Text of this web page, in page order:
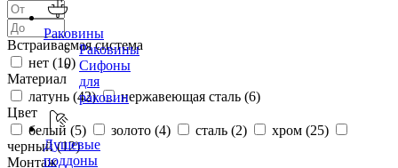
Раковины
Раковины
Сифоны
для
раковин
Душевые
поддоны
Встраиваемая система
нет (10)
Материал
латунь (42) нержавеющая сталь (6)
Цвет
белый (5) золото (4) сталь (2) хром (25)
черный (12)
Монтаж